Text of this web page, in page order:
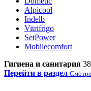
Alpicool
Indelb
Vitrifrigo
SetPower
Mobilecomfort
Гигиена и санитария
Перейти в раздел